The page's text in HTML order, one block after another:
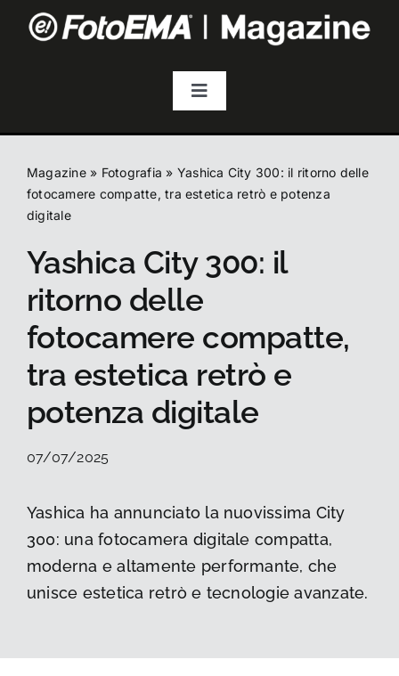
Toggle
Fotografia
Video & Streaming
Audio
Droni
Accessori
La foto del mese
Cerca
per:
Magazine» Fotografia » Yashica City 300: il ritorno delle
fotocamere compatte, tra estetica retrò e potenza
digitale
Yashica City 300: il
ritorno delle
fotocamere compatte,
tra estetica retrò e
potenza digitale
07/07/2025
Yashica ha annunciato la nuovissima City
300: una fotocamera digitale compatta,
moderna e altamente performante, che
unisce estetica retrò e tecnologie avanzate.